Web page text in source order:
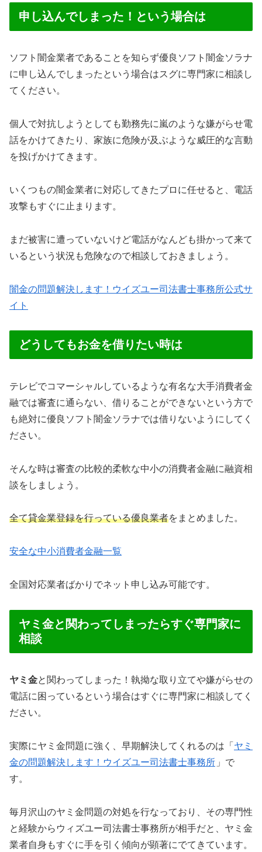
申し込んでしまった！という場合は
ソフト闇金業者であることを知らず優良ソフト闇金ソラナ
に申し込んでしまったという場合はスグに専門家に相談し
てください。
個人で対抗しようとしても勤務先に嵐のような嫌がらせ電
話をかけてきたり、家族に危険が及ぶような威圧的な言動
を投げかけてきます。
いくつもの闇金業者に対応してきたプロに任せると、電話
攻撃もすぐに止まります。
まだ被害に遭っていないけど電話がなんども掛かって来て
いるという状況も危険なので相談しておきましょう。
闇金の問題解決します！ウイズユー司法書士事務所公式サ
イト
どうしてもお金を借りたい時は
テレビでコマーシャルしているような有名な大手消費者金
融では審査に通らない、借りることができないという方で
も絶対に優良ソフト闇金ソラナでは借りないようにしてく
ださい。
そんな時は審査の比較的柔軟な中小の消費者金融に融資相
談をしましょう。
全て貸金業登録を行っている優良業者をまとめました。
安全な中小消費者金融一覧
全国対応業者ばかりでネット申し込み可能です。
ヤミ金と関わってしまったらすぐ専門家に
相談
ヤミ金と関わってしまった！執拗な取り立てや嫌がらせの
電話に困っているという場合はすぐに専門家に相談してく
ださい。
実際にヤミ金問題に強く、早期解決してくれるのは「 ヤミ
金の問題解決します！ウイズユー司法書士事務所 」で
す。
毎月沢山のヤミ金問題の対処を行なっており、その専門性
と経験からウィズユー司法書士事務所が相手だと、ヤミ金
業者自身もすぐに手を引く傾向が顕著にでてきています。